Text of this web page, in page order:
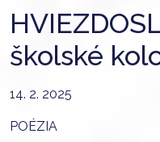
školské
14. 2. 2025
POÉZIA